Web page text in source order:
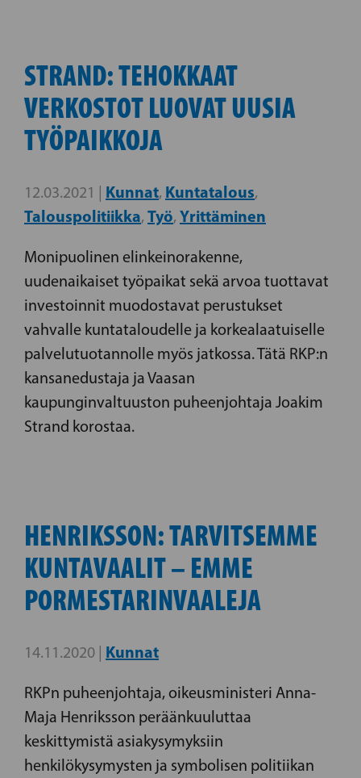
STRAND: TEHOKKAAT
VERKOSTOT LUOVAT UUSIA
TYÖPAIKKOJA
12.03.2021 | Kunnat, Kuntatalous,
Talouspolitiikka, Työ, Yrittäminen
Monipuolinen elinkeinorakenne,
uudenaikaiset työpaikat sekä arvoa tuottavat
investoinnit muodostavat perustukset
vahvalle kuntataloudelle ja korkealaatuiselle
palvelutuotannolle myös jatkossa. Tätä RKP:n
kansanedustaja ja Vaasan
kaupunginvaltuuston puheenjohtaja Joakim
Strand korostaa.
HENRIKSSON: TARVITSEMME
KUNTAVAALIT – EMME
PORMESTARINVAALEJA
14.11.2020 | Kunnat
RKPn puheenjohtaja, oikeusministeri Anna-
Maja Henriksson peräänkuuluttaa
keskittymistä asiakysymyksiin
henkilökysymysten ja symbolisen politiikan